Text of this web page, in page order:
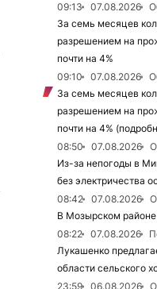
09:13
07.08.2026
За семь месяцев
разрешением на
почти на 4%
09:10
07.08.2026
За семь месяцев
разрешением на
почти на 4%
08:50
07.08.2026
Из-за непогоды в
без электричества
08:42
07.08.2026
В Мозырском
08:22
07.08.2026
Лукашенко
области сельского
23:59
06.08.2026